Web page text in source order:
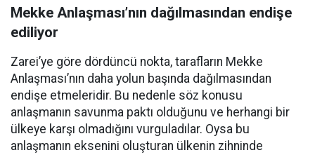
Mekke Anlaşması’nın dağılmasından endişe
ediliyor
Zarei’ye göre dördüncü nokta, tarafların Mekke
Anlaşması’nın daha yolun başında dağılmasından
endişe etmeleridir. Bu nedenle söz konusu
anlaşmanın savunma paktı olduğunu ve herhangi bir
ülkeye karşı olmadığını vurguladılar. Oysa bu
anlaşmanın eksenini oluşturan ülkenin zihninde